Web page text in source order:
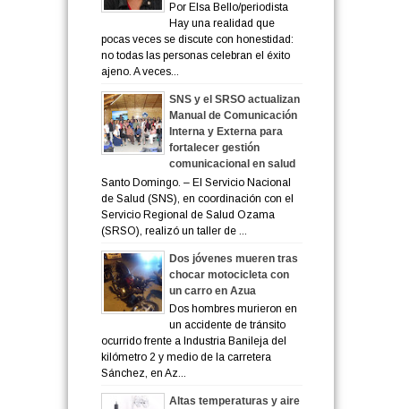
Por Elsa Bello/periodista
Hay una realidad que
pocas veces se discute con honestidad:
no todas las personas celebran el éxito
ajeno. A veces...
SNS y el SRSO actualizan
Manual de Comunicación
Interna y Externa para
fortalecer gestión
comunicacional en salud
Santo Domingo. – El Servicio Nacional
de Salud (SNS), en coordinación con el
Servicio Regional de Salud Ozama
(SRSO), realizó un taller de ...
Dos jóvenes mueren tras
chocar motocicleta con
un carro en Azua
Dos hombres murieron en
un accidente de tránsito
ocurrido frente a Industria Banileja del
kilómetro 2 y medio de la carretera
Sánchez, en Az...
Altas temperaturas y aire